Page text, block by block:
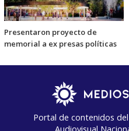
Presentaron proyecto de
memorial a ex presas políticas
Portal de contenidos